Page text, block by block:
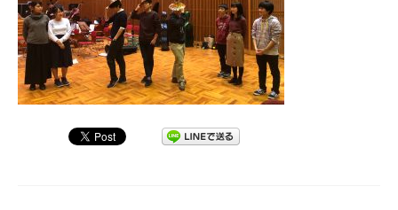
出張演奏
九大フィル特集ページ
団員専用ページ